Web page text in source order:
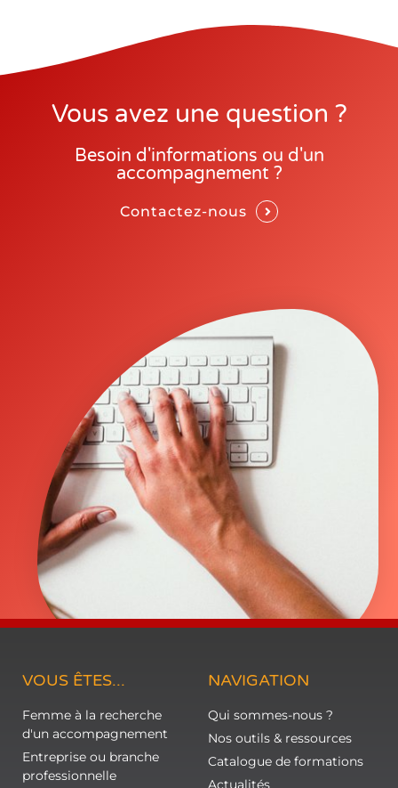
Vous avez une question ?
Besoin d'informations ou d'un
accompagnement ?
Contactez-nous
VOUS ÊTES...
Femme à la recherche
d'un accompagnement
Entreprise ou branche
professionnelle
NAVIGATION
Qui sommes-nous ?
Nos outils & ressources
Catalogue de formations
Actualités